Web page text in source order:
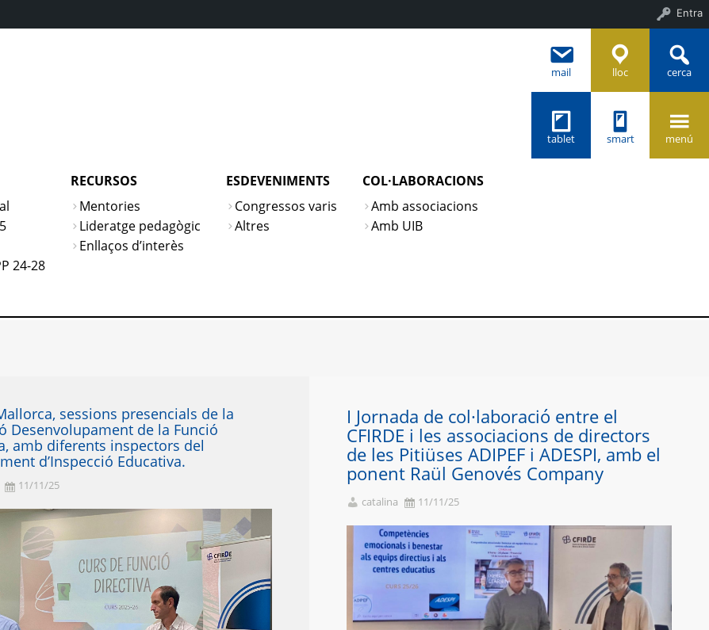
mail lloc cerca
tablet smart menú
24-28
RECURSOS
Mentories
Lideratge pedagògic
Enllaços d’interès
ESDEVENIMENTS
Congressos varis
Altres
COL·LABORACIONS
Amb associacions
Amb UIB
sessions presencials de la
Desenvolupament de la Funció
amb diferents inspectors del
d’Inspecció Educativa.
11/11/25
I Jornada de col·laboració entre el
CFIRDE i les associacions de directors
de les Pitiüses ADIPEF i ADESPI, amb el
ponent Raül Genovés Company
catalina 11/11/25
Entra